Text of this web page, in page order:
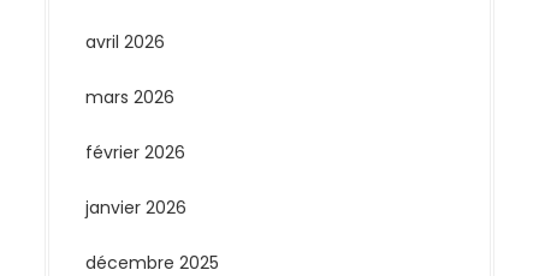
avril 2026
mars 2026
février 2026
janvier 2026
décembre 2025